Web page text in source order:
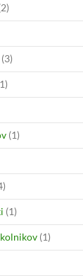
(3)
(1)
(1)
(1)